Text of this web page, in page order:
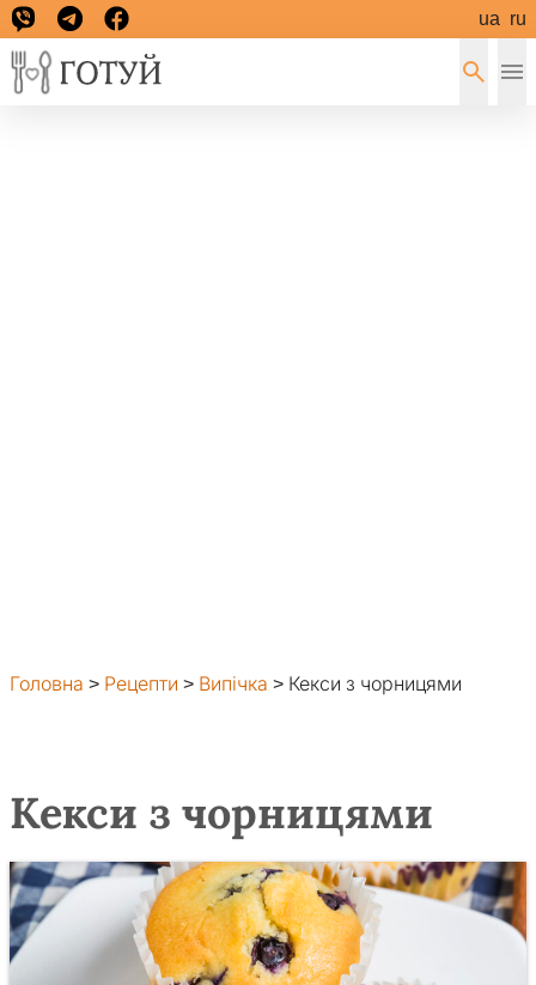
ua ru
Головна > Рецепти > Випічка > Кекси з чорницями
Кекси з чорницями